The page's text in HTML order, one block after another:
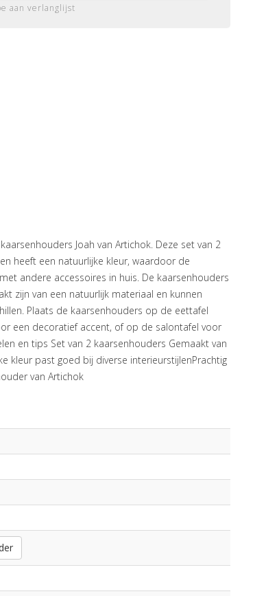
aan verlanglijst
Joah van Artichok. Deze set van 2
heeft een natuurlijke kleur, waardoor de
andere accessoires in huis. De kaarsenhouders
zijn van een natuurlijk materiaal en kunnen
Plaats de kaarsenhouders op de eettafel
een decoratief accent, of op de salontafel voor
en tips Set van 2 kaarsenhouders Gemaakt van
kleur past goed bij diverse interieurstijlenPrachtig
van Artichok